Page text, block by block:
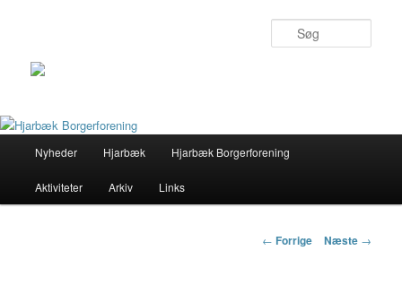
Fortsæt
til
Nyheder Hjarbæk Hjarbæk Borgerforening
Aktiviteter Arkiv Links
Indlægs
← Forrige Næste →